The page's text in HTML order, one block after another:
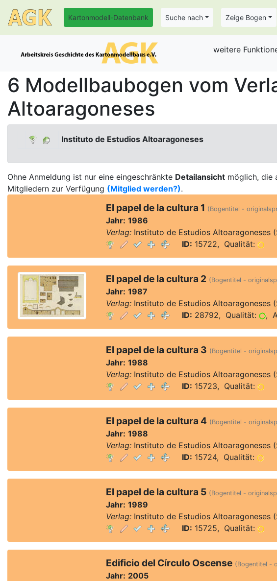
Kartonmodell-Datenbank Suche nach Zeige Bogen
weitere
6 Modellbaubogen vom
Altoaragoneses
Instituto de Estudios Altoaragoneses
Ohne Anmeldung ist nur eine eingeschränkte Detailansicht möglich, die
Mitgliedern zur Verfügung (Mitglied werden?).
El papel de la cultura 1 (Bogentitel -
Jahr: 1986
Verlag:Instituto de Estudios Altoaragoneses
ID: 15722, Qualität:
El papel de la cultura 2 (Bogentitel -
Jahr: 1987
Verlag:Instituto de Estudios Altoaragoneses
ID: 28792, Qualität: ,
El papel de la cultura 3 (Bogentitel -
Jahr: 1988
Verlag:Instituto de Estudios Altoaragoneses
ID: 15723, Qualität:
El papel de la cultura 4 (Bogentitel -
Jahr: 1988
Verlag:Instituto de Estudios Altoaragoneses
ID: 15724, Qualität:
El papel de la cultura 5 (Bogentitel -
Jahr: 1989
Verlag:Instituto de Estudios Altoaragoneses
ID: 15725, Qualität:
Edificio del Círculo Oscense (Bogentitel -
Jahr: 2005